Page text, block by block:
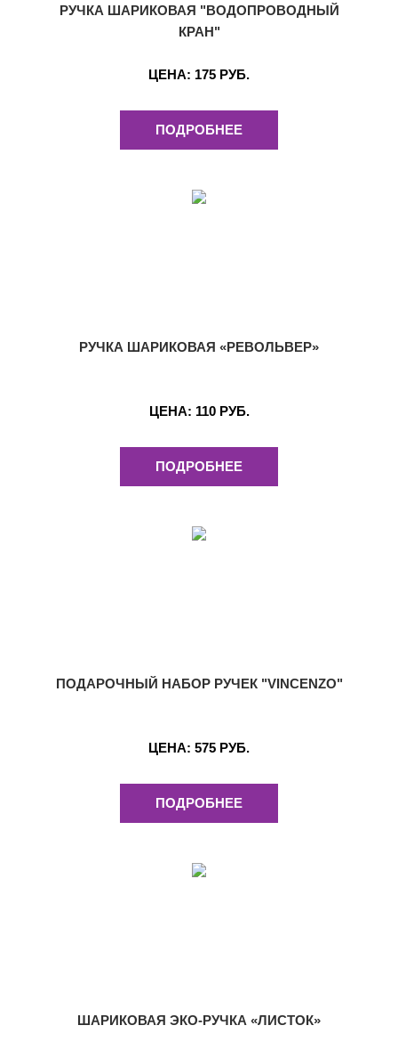
РУЧКА ШАРИКОВАЯ "ВОДОПРОВОДНЫЙ
КРАН"
ЦЕНА: 175 РУБ.
ПОДРОБНЕЕ
РУЧКА ШАРИКОВАЯ «РЕВОЛЬВЕР»
ЦЕНА: 110 РУБ.
ПОДРОБНЕЕ
ПОДАРОЧНЫЙ НАБОР РУЧЕК "VINCENZO"
ЦЕНА: 575 РУБ.
ПОДРОБНЕЕ
ШАРИКОВАЯ ЭКО-РУЧКА «ЛИСТОК»